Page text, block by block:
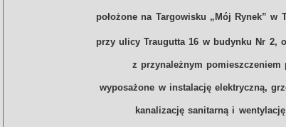
położone na Targowisku „Mój Rynek” w
przy ulicy Traugutta 16 w budynku Nr 2,
z przynależnym pomieszczeniem
wyposażone w instalację elektryczną,
kanalizację sanitarną i